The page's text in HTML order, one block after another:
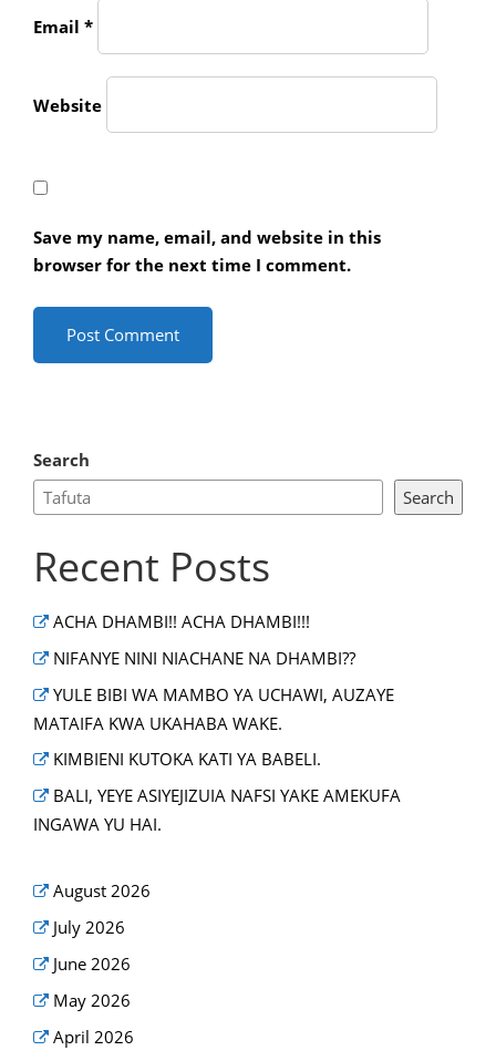
Email *
Website
Save my name, email, and website in this
browser for the next time I comment.
Search
Search
Recent Posts
ACHA DHAMBI!! ACHA DHAMBI!!!
NIFANYE NINI NIACHANE NA DHAMBI??
YULE BIBI WA MAMBO YA UCHAWI, AUZAYE
MATAIFA KWA UKAHABA WAKE.
KIMBIENI KUTOKA KATI YA BABELI.
BALI, YEYE ASIYEJIZUIA NAFSI YAKE AMEKUFA
INGAWA YU HAI.
August 2026
July 2026
June 2026
May 2026
April 2026